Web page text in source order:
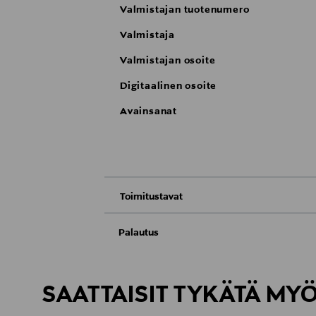
Valmistajan tuotenumero
Valmistaja
Valmistajan osoite
Digitaalinen osoite
Avainsanat
Toimitustavat
Kotiinkuljetus
Palautus
LUE TARKEMMAT PALAUTUSOHJEET
SAATTAISIT TYKÄTÄ